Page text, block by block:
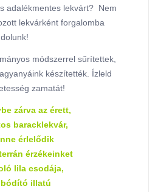
adalékmentes lekvárt? Nem
lekvárként forgalomba
módszerrel sűrítettek,
készítették. Ízleld
zamatát!
zárva az érett,
baracklekvár,
érlelődik
érzékeinket
lila csodája,
illatú